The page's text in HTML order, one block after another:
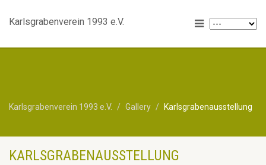
Karlsgrabenverein 1993 e.V.
Karlsgrabenverein 1993 e.V. Gallery Karlsgrabenausstellung
KARLSGRABENAUSSTELLUNG